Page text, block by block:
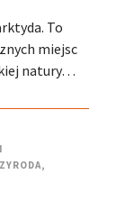
To
miejsc
natury…
,